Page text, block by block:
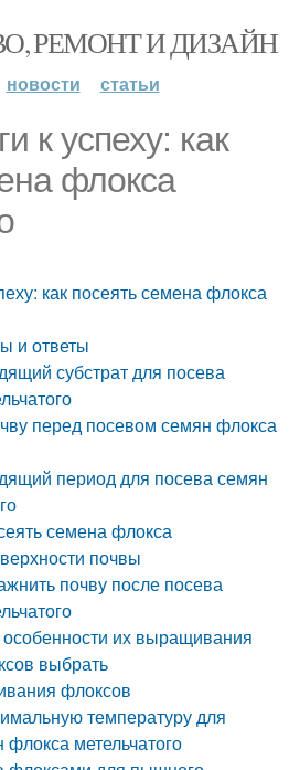
РЕМОНТ И ДИЗАЙН
новости статьи
к успеху: как
флокса
как посеять семена флокса
и ответы
субстрат для посева
перед посевом семян флокса
период для посева семян
семена флокса
почвы
почву после посева
их выращивания
выбрать
флоксов
температуру для
метельчатого